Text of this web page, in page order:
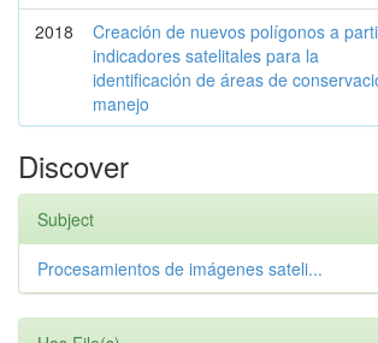
2018
Creación de nuevos polígonos a
indicadores satelitales para la
identificación de áreas de
manejo
Discover
Subject
Procesamientos de imágenes sateli...